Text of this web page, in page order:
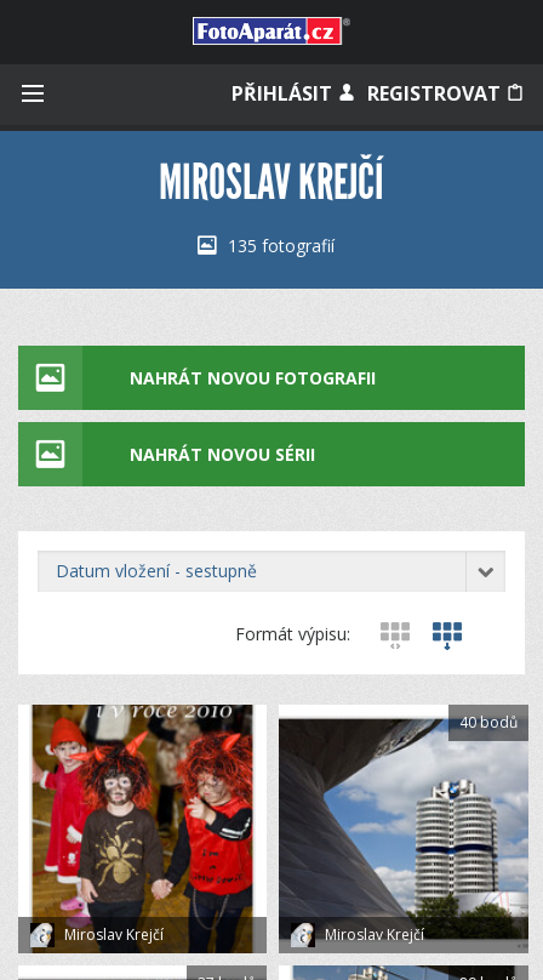
PŘIHLÁSIT REGISTROVAT
Měli jste účet na starém webu?
MIROSLAV KREJČÍ
135 fotografií
NAHRÁT NOVOU FOTOGRAFII
NAHRÁT NOVOU SÉRII
datum vložení - sestupně
Formát výpisu:
Miroslav Krejčí Miroslav Krejčí
40 bodů